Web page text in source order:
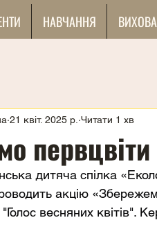
НАВЧАННЯ
первцвіти
21 квіт. 2025 р. Читати 1 хв
дитяча спілка
акцію
"Голос весняних квітів".